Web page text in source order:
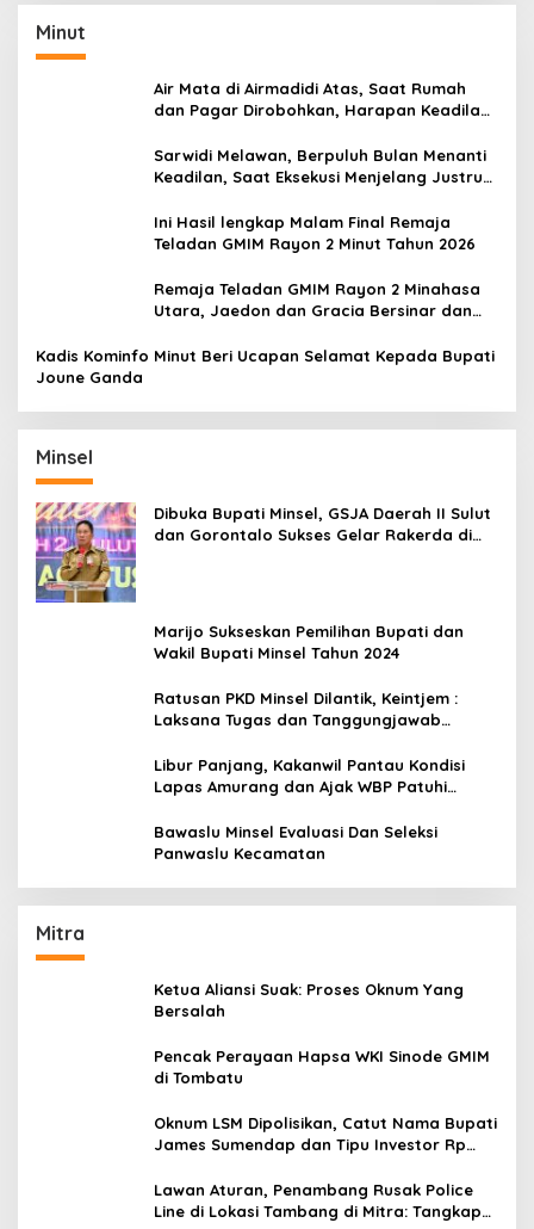
Minut
Air Mata di Airmadidi Atas, Saat Rumah
dan Pagar Dirobohkan, Harapan Keadilan
Sarwidi Melawan, Berpuluh Bulan Menanti
Keadilan, Saat Eksekusi Menjelang Justru
Ini Hasil lengkap Malam Final Remaja
Teladan GMIM Rayon 2 Minut Tahun 2026
Remaja Teladan GMIM Rayon 2 Minahasa
Utara, Jaedon dan Gracia Bersinar dan
Kadis Kominfo Minut Beri Ucapan Selamat Kepada Bupati
Joune Ganda
Minsel
Dibuka Bupati Minsel, GSJA Daerah II Sulut
dan Gorontalo Sukses Gelar Rakerda di
Marijo Sukseskan Pemilihan Bupati dan
Wakil Bupati Minsel Tahun 2024
Ratusan PKD Minsel Dilantik, Keintjem :
Laksana Tugas dan Tanggungjawab
Libur Panjang, Kakanwil Pantau Kondisi
Lapas Amurang dan Ajak WBP Patuhi
Bawaslu Minsel Evaluasi Dan Seleksi
Panwaslu Kecamatan
Mitra
Ketua Aliansi Suak: Proses Oknum Yang
Bersalah
Pencak Perayaan Hapsa WKI Sinode GMIM
di Tombatu
Oknum LSM Dipolisikan, Catut Nama Bupati
James Sumendap dan Tipu Investor Rp
Lawan Aturan, Penambang Rusak Police
Line di Lokasi Tambang di Mitra: Tangkap